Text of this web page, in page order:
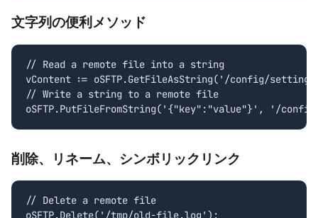
文字列の便利メソッド
// Read a remote file into a string
vContent := oSFTP.GetFileAsString('/config/
// Write a string to a remote file
oSFTP.PutFileFromString('{"key":"value"}', '/
削除、リネーム、シンボリックリンク
// Delete a remote file
oSFTP.Delete('/tmp/old-file.log');